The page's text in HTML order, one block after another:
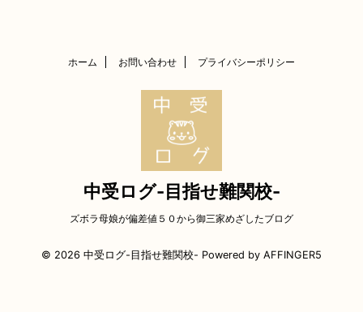
ホーム お問い合わせ プライバシーポリシー
中受ログ-目指せ難関校-
ズボラ母娘が偏差値５０から御三家めざしたブログ
© 2026 中受ログ-目指せ難関校- Powered by AFFINGER5